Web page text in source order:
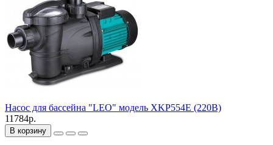
Насос для бассейна "LEO" модель XKP554E (220В)
11784р.
В корзину